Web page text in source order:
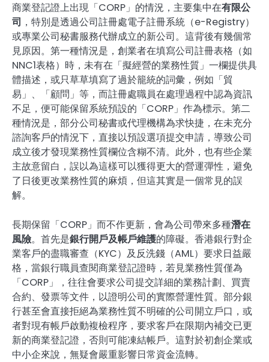
商業登記證上出現「CORP」的情況，主要集中在有限公
司 ，特別是透過公司註冊處電子註冊系統（e-Registry）
或專業公司秘書服務代辦成立的新公司。這背後有幾個常
見原因。第一種情況是，創業者在填寫公司註冊表格（如
NNC1表格）時，未有在「擬經營的業務性質」一欄提供具
體描述，或只草草填寫了過於籠統的詞彙，例如「貿
易」、「顧問」等，而註冊處職員在處理過程中認為資訊
不足，便可能保留系統預設的「CORP」作為標示。第二
種情況是，部分公司秘書或代理機構為求快捷，在未充分
諮詢客戶的情況下，直接以預設選項提交申請，導致公司
成立後才發現業務性質欄位含糊不清。此外，也有些企業
主故意留白，誤以為這樣可以獲得更大的營運彈性，避免
了日後更改業務性質的麻煩，但這其實是一個常見的誤
解。
長期保留「CORP」而不作更新，會為公司帶來多種潛在
風險。首先是銀行開戶及帳戶維護的障礙。香港銀行對企
業客戶的盡職審查（KYC）及反洗錢（AML）要求日益嚴
格，當銀行職員查閱商業登記證時，若見業務性質僅為
「CORP」，往往會要求公司提交詳細的業務計劃、買賣
合約、發票等文件，以證明公司的實際營運性質。部分銀
行甚至會直接拒絕為業務性質不明確的公司開立戶口，或
者對現有帳戶啟動複檢程序，要求客戶在限期內補交已更
新的商業登記證，否則可能凍結帳戶。這對於初創企業或
中小企來說，無疑會嚴重影響日常資金流轉。